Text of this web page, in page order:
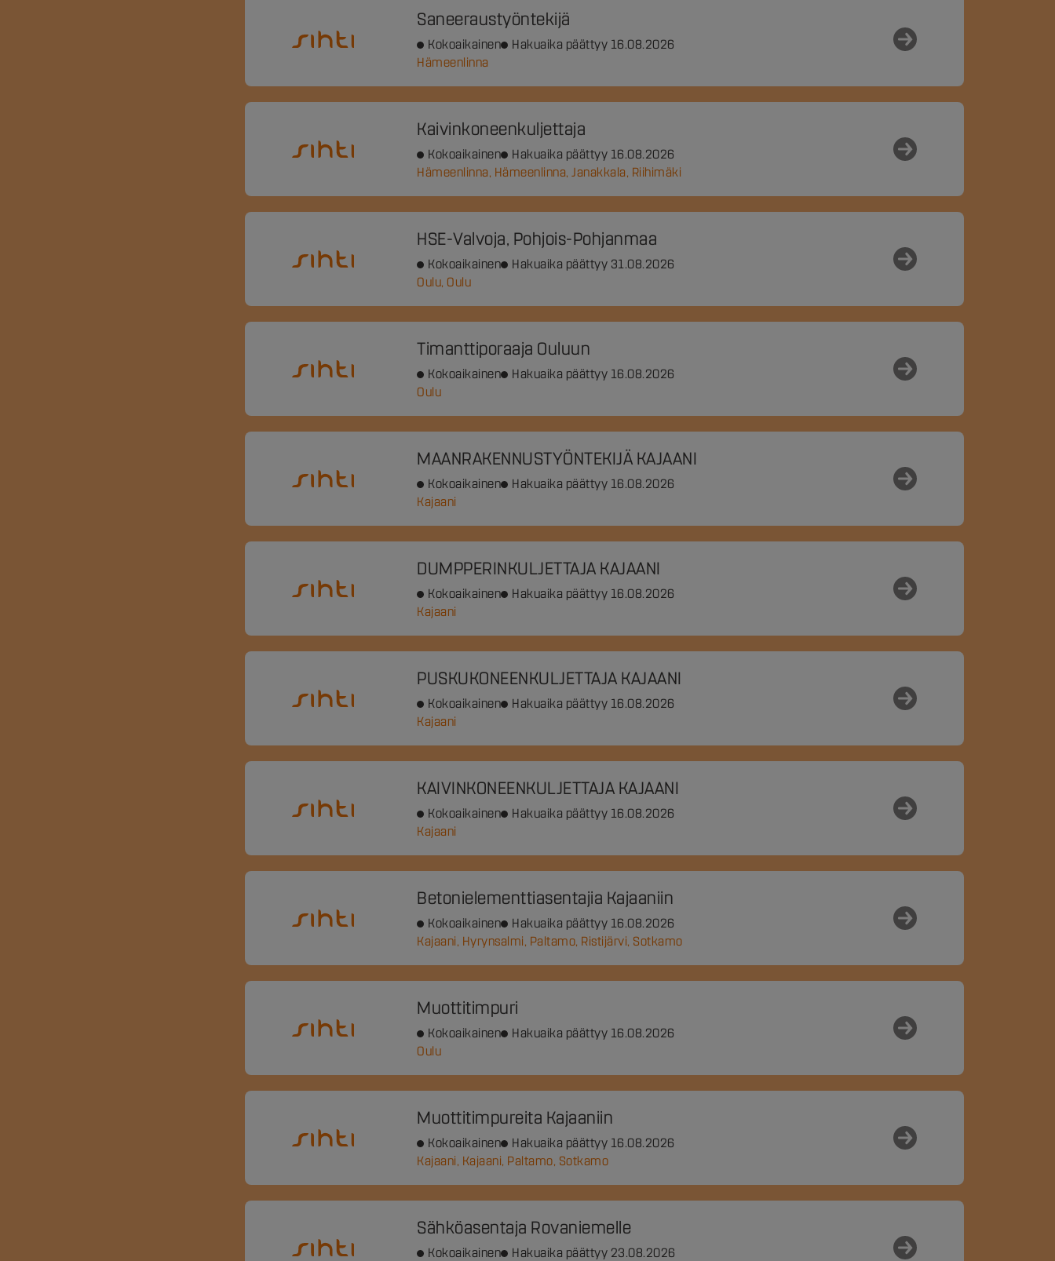
Saneeraustyöntekijä
Kokoaikainen
Hakuaika päättyy 16.08.2026
Hämeenlinna
Kaivinkoneenkuljettaja
Kokoaikainen
Hakuaika päättyy 16.08.2026
Hämeenlinna, Hämeenlinna, Janakkala, Riihimäki
HSE-Valvoja, Pohjois-Pohjanmaa
Kokoaikainen
Hakuaika päättyy 31.08.2026
Oulu, Oulu
Timanttiporaaja Ouluun
Kokoaikainen
Hakuaika päättyy 16.08.2026
Oulu
MAANRAKENNUSTYÖNTEKIJÄ KAJAANI
Kokoaikainen
Hakuaika päättyy 16.08.2026
Kajaani
DUMPPERINKULJETTAJA KAJAANI
Kokoaikainen
Hakuaika päättyy 16.08.2026
Kajaani
PUSKUKONEENKULJETTAJA KAJAANI
Kokoaikainen
Hakuaika päättyy 16.08.2026
Kajaani
KAIVINKONEENKULJETTAJA KAJAANI
Kokoaikainen
Hakuaika päättyy 16.08.2026
Kajaani
Betonielementtiasentajia Kajaaniin
Kokoaikainen
Hakuaika päättyy 16.08.2026
Kajaani, Hyrynsalmi, Paltamo, Ristijärvi, Sotkamo
Muottitimpuri
Kokoaikainen
Hakuaika päättyy 16.08.2026
Oulu
Muottitimpureita Kajaaniin
Kokoaikainen
Hakuaika päättyy 16.08.2026
Kajaani, Kajaani, Paltamo, Sotkamo
Sähköasentaja Rovaniemelle
Kokoaikainen
Hakuaika päättyy 23.08.2026